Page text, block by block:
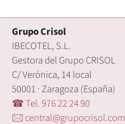
Grupo Crisol
IBECOTEL, S.L.
Gestora del Grupo CRISOL
C/ Verónica, 14 local
50001 · Zaragoza (España)
☎ Tel. 976 22 24 90
🖂 central@grupocrisol.com